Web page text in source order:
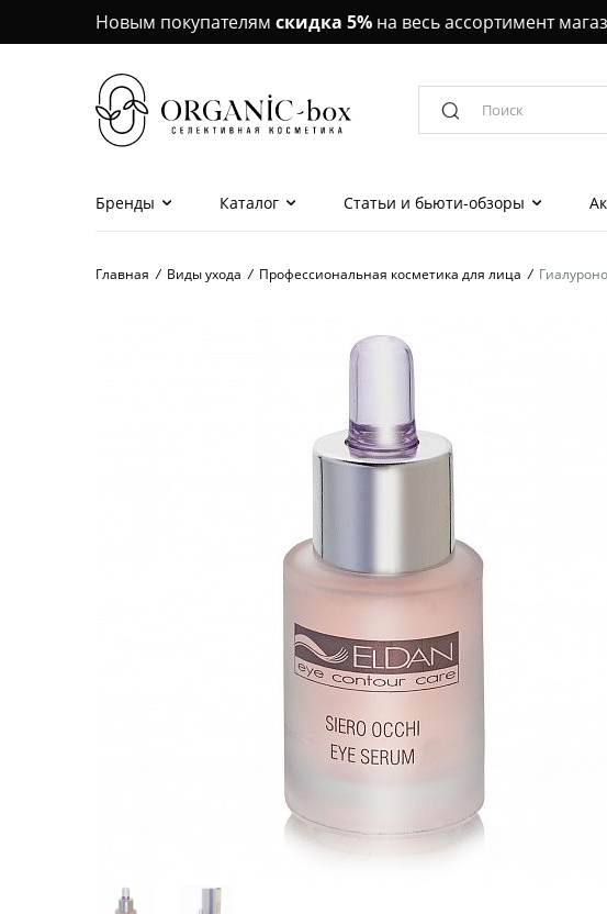
Новым покупателям скидка 5% на весь ассортимент
Бренды Каталог
Маски для лица, шеи, декольте
Кремы, эссенции, эмульсии для
Сыворотки, ампулы, концентраты
для лица
Кремы, сыворотки, гели для глаз
Патчи для глаз
Солнцезащитные средства
Снятие макияжа и очищение
Пилинги для кожи
Тоники и тонеры
Кушоны, пудры, ВВ, ССС, ВВ кремы
Профессиональная косметика
Косметика от пигментных пятен
АМЕРИКА
Статьи и бьюти-обзоры
Главная / Виды ухода / Профессиональная косметика для лица /